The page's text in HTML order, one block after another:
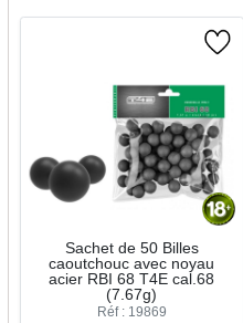
Sachet de 50 Billes
caoutchouc avec noyau
acier RBI 68 T4E cal.68
(7.67g)
Réf : 19869